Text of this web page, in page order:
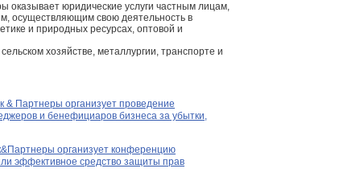
оказывает юридические услуги частным лицам,
осуществляющим свою деятельность в
и природных ресурсах, оптовой и
хозяйстве, металлургии, транспорте и
& Партнеры организует проведение
и бенефициаров бизнеса за убытки,
организует конференцию
эффективное средство защиты прав